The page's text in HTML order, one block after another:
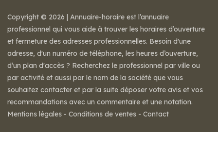
Copyright © 2026 | Annuaire-horaire est l’annuaire
professionnel qui vous aide à trouver les horaires d’ouverture
et fermeture des adresses professionnelles. Besoin d'une
adresse, d'un numéro de téléphone, les heures d’ouverture,
d’un plan d'accès ? Recherchez le professionnel par ville ou
par activité et aussi par le nom de la société que vous
souhaitez contacter et par la suite déposer votre avis et vos
recommandations avec un commentaire et une notation.
Mentions légales - Conditions de ventes - Contact